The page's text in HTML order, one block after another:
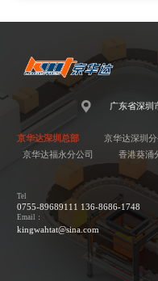
广东省深圳
京华达深圳总部 京华达深圳分
京华达福永分公司
香港葵涌
Tel
0755-89689111 136-8686-1748
Email：
kingwahtat@sina.com